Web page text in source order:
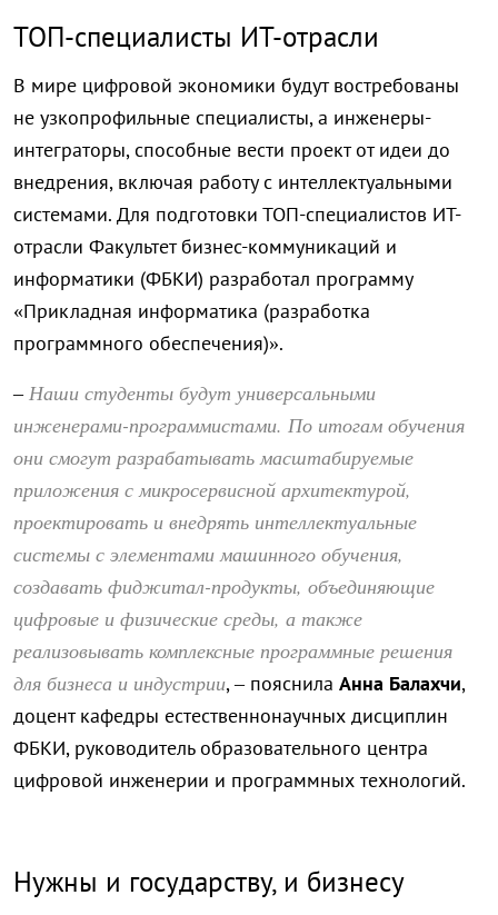
ТОП-специалисты ИT-отрасли
В мире цифровой экономики будут востребованы
не узкопрофильные специалисты, а инженеры-
интеграторы, способные вести проект от идеи до
внедрения, включая работу с интеллектуальными
системами. Для подготовки ТОП-специалистов ИT-
отрасли Факультет бизнес-коммуникаций и
информатики (ФБКИ) разработал программу
«Прикладная информатика (разработка
программного обеспечения)».
–Наши студенты будут универсальными
инженерами-программистами. По итогам обучения
они смогут разрабатывать масштабируемые
приложения с микросервисной архитектурой,
проектировать и внедрять интеллектуальные
системы с элементами машинного обучения,
создавать фиджитал-продукты, объединяющие
цифровые и физические среды, а также
реализовывать комплексные программные решения
для бизнеса и индустрии, – пояснила Анна Балахчи,
доцент кафедры естественнонаучных дисциплин
ФБКИ, руководитель образовательного центра
цифровой инженерии и программных технологий.
Нужны и государству, и бизнесу